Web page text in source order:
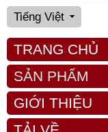
Tiếng Việt
TRANG CHỦ
SẢN PHẨM
GIỚI THIỆU